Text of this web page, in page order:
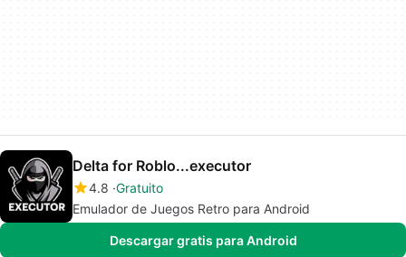
Delta for Roblo...executor
4.8 Gratuito
Emulador de Juegos Retro para Android
Descargar gratis para Android